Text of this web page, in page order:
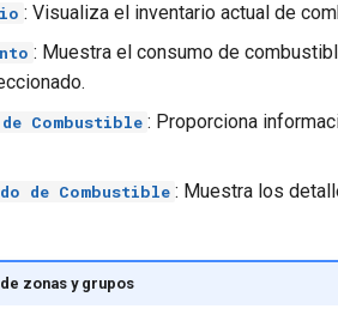
: Visualiza el inventario actual de
: Muestra el consumo de
Combustible : Proporciona
de Combustible : Muestra los
zonas y grupos